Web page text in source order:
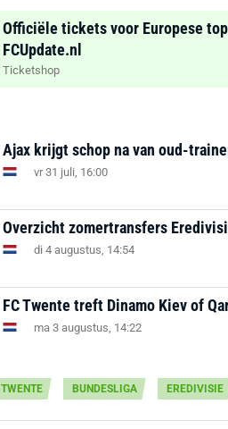
Officiële tickets voor Europese
FCUpdate.nl
Ticketshop
Ajax krijgt schop na van oud-
vr 31 juli, 16:00
Overzicht zomertransfers
di 4 augustus, 14:54
FC Twente treft Dinamo Kiev of
ma 3 augustus, 14:22
TWENTE BUNDESLIGA EREDIVISIE